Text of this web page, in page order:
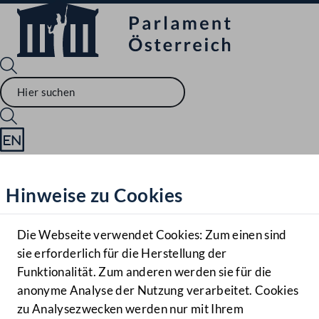
Hilfe
Benutzer
Navigationsmenü öffnen
MENÜ
Hinweise zu Cookies
Die Webseite verwendet Cookies: Zum einen sind
sie erforderlich für die Herstellung der
Funktionalität. Zum anderen werden sie für die
anonyme Analyse der Nutzung verarbeitet. Cookies
zu Analysezwecken werden nur mit Ihrem